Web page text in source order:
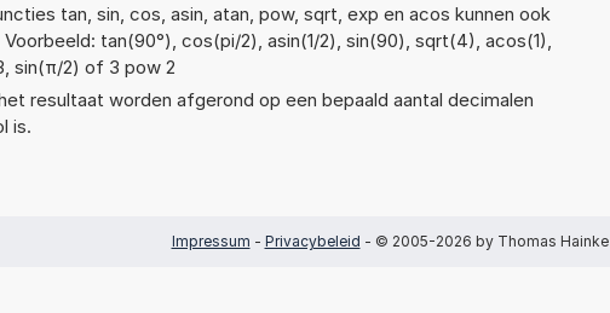
tan, sin, cos, asin, atan, pow, sqrt, exp en acos kunnen ook
tan(90°), cos(pi/2), asin(1/2), sin(90), sqrt(4), acos(1),
sin(π/2) of 3 pow 2
resultaat worden afgerond op een bepaald aantal decimalen
is.
Impressum - Privacybeleid - © 2005-2026 by Thomas Hainke